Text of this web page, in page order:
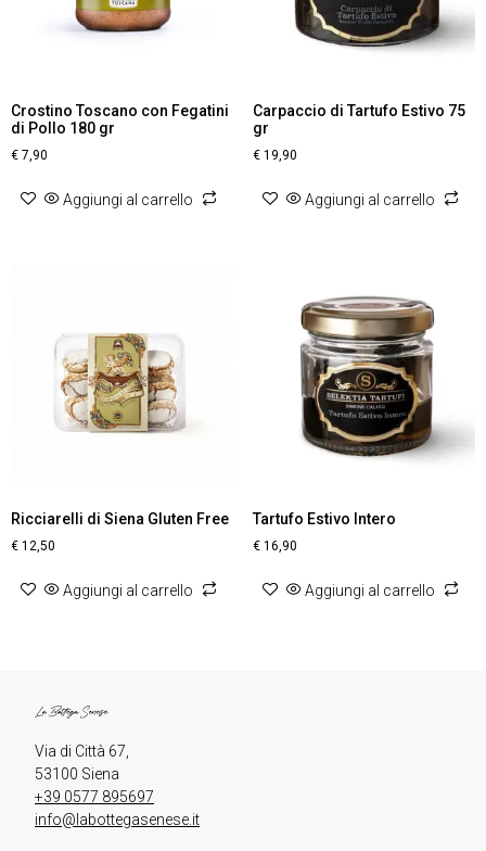
Crostino Toscano con Fegatini
di Pollo 180 gr
€ 7,90
Aggiungi al carrello
Carpaccio di Tartufo Estivo 75
gr
€19,90
Aggiungi al carrello
Ricciarelli di Siena Gluten Free
€ 12,50
Aggiungi al carrello
Tartufo Estivo Intero
€16,90
Aggiungi al carrello
Via di Città 67,
+39 0577 895697
info@labottegasenese.it